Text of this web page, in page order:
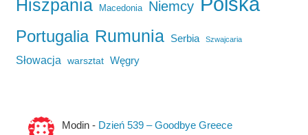
Hiszpania Macedonia Niemcy
Portugalia Rumunia Serbia Szwajcaria
Słowacja warsztat Węgry
Modin - Dzień 539 – Goodbye Greece